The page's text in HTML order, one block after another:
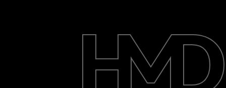
حول
الدعم
Saudi Arabia
English